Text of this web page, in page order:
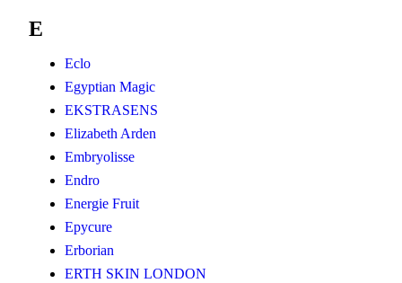
E
Eclo
Egyptian Magic
EKSTRASENS
Elizabeth Arden
Embryolisse
Endro
Energie Fruit
Epycure
Erborian
ERTH SKIN LONDON